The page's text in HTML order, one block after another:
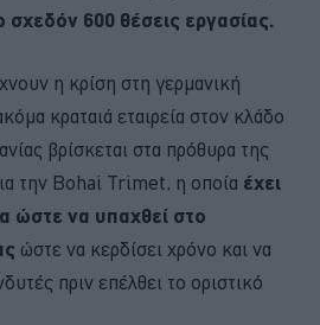
σχεδόν 600 θέσεις εργασίας.
η κρίση στη γερμανική
κραταιά εταιρεία στον κλάδο
βρίσκεται στα πρόθυρα της
την Bohai Trimet, η οποία έχει
ώστε να υπαχθεί στο
ώστε να κερδίσει χρόνο και να
πριν επέλθει το οριστικό